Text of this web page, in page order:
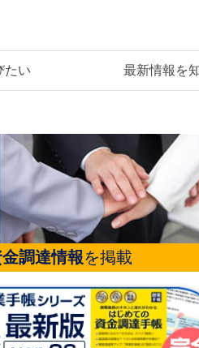
たい 最新情報を
調達情報を掲載